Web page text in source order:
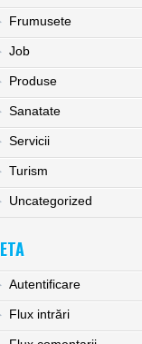
Frumusete
Job
Produse
Sanatate
Servicii
Turism
Uncategorized
Autentificare
Flux intrări